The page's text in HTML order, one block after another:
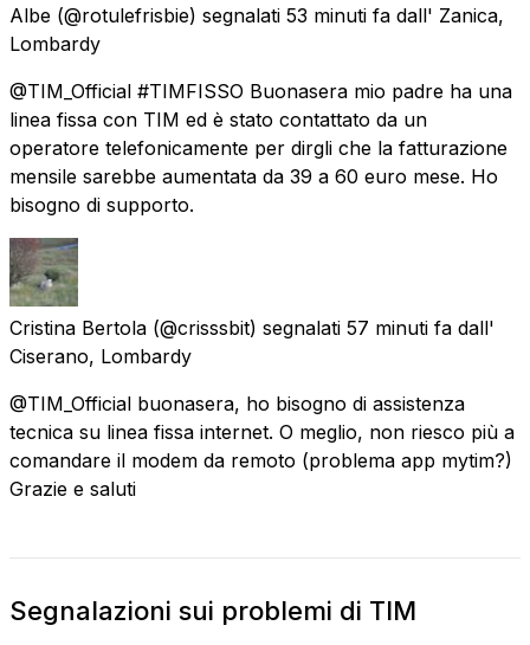
Albe (@rotulefrisbie) segnalati 53 minuti fa dall' Zanica,
Lombardy
@TIM_Official #TIMFISSO Buonasera mio padre ha una
linea fissa con TIM ed è stato contattato da un
operatore telefonicamente per dirgli che la fatturazione
mensile sarebbe aumentata da 39 a 60 euro mese. Ho
bisogno di supporto.
Cristina Bertola (@crisssbit) segnalati 57 minuti fa dall'
Ciserano, Lombardy
@TIM_Official buonasera, ho bisogno di assistenza
tecnica su linea fissa internet. O meglio, non riesco più a
comandare il modem da remoto (problema app mytim?)
Grazie e saluti
Segnalazioni sui problemi di TIM